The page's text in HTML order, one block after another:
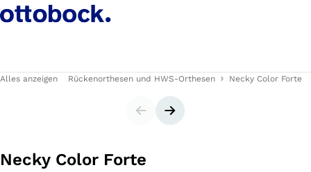
Alles anzeigen Rückenorthesen und HWS-Orthesen Necky Color Forte
SliderNächster Slide
Necky Color Forte